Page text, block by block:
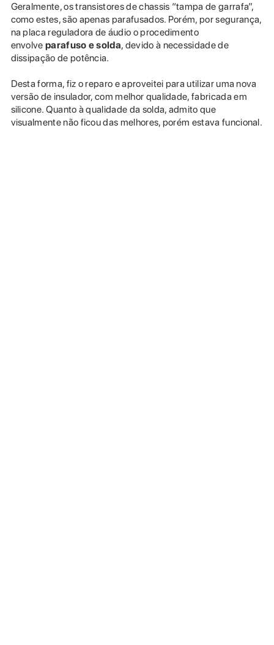
Geralmente, os transistores de chassis “tampa de garrafa”,
como estes, são apenas parafusados. Porém, por segurança,
na placa reguladora de áudio o procedimento
envolveparafuso e solda, devido à necessidade de
dissipação de potência.
Desta forma, fiz o reparo e aproveitei para utilizar uma nova
versão de insulador, com melhor qualidade, fabricada em
silicone. Quanto à qualidade da solda, admito que
visualmente não ficou das melhores, porém estava funcional.